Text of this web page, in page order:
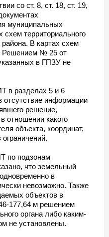
со ст. 8, ст. 18, ст. 19,
муниципальных
схем территориального
В картах схем
Решением № 25 от
в ГПЗУ не
в разделах 5 и 6
отсутствие информации
решение,
отношении какого
объекта, координат,
по подзонам
что земельный
в
невозможно. Также
объектов в
177,64 м решением
органа либо каким-
не установлены.